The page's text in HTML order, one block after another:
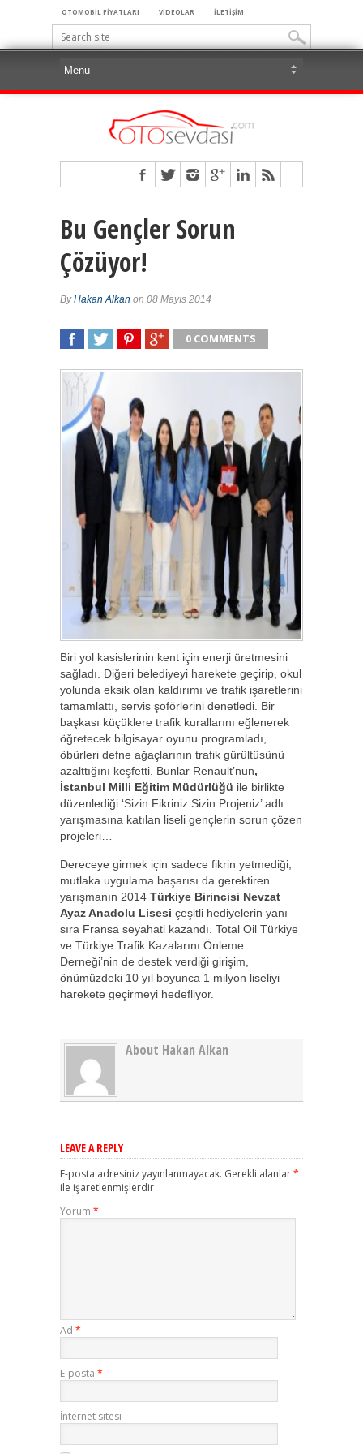
OTOMOBİL FİYATLARI VİDEOLAR İLETİŞİM
Bu Gençler Sorun
Çözüyor!
ByHakan Alkan on 08 Mayıs 2014
0 COMMENTS
Biri yol kasislerinin kent için enerji üretmesini
sağladı. Diğeri belediyeyi harekete geçirip, okul
yolunda eksik olan kaldırımı ve trafik işaretlerini
tamamlattı, servis şoförlerini denetledi. Bir
başkası küçüklere trafik kurallarını eğlenerek
öğretecek bilgisayar oyunu programladı,
öbürleri defne ağaçlarının trafik gürültüsünü
azalttığını keşfetti. Bunlar Renault’nun,
İstanbul Milli Eğitim Müdürlüğü ile birlikte
düzenlediği ‘Sizin Fikriniz Sizin Projeniz’ adlı
yarışmasına katılan liseli gençlerin sorun çözen
projeleri…
Dereceye girmek için sadece fikrin yetmediği,
mutlaka uygulama başarısı da gerektiren
yarışmanın 2014 Türkiye Birincisi Nevzat
Ayaz Anadolu Lisesi çeşitli hediyelerin yanı
sıra Fransa seyahati kazandı. Total Oil Türkiye
ve Türkiye Trafik Kazalarını Önleme
Derneği’nin de destek verdiği girişim,
önümüzdeki 10 yıl boyunca 1 milyon liseliyi
harekete geçirmeyi hedefliyor.
About Hakan Alkan
LEAVE A REPLY
E-posta adresiniz yayınlanmayacak. Gerekli alanlar*
ile işaretlenmişlerdir
Yorum *
Ad *
E-posta *
İnternet sitesi